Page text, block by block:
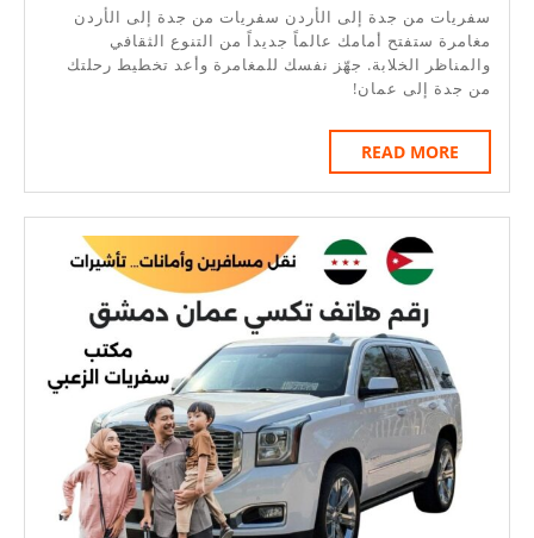
من
جدة
إلى
|
احجز
الآن
مع
عرض
خصم
يصل
إلى
20%
سفريات من جدة إلى الأردن سفريات من جدة إلى الأردن
مغامرة ستفتح أمامك عالماً جديداً من التنوع الثقافي
والمناظر الخلابة. جهّز نفسك للمغامرة وأعد تخطيط رحلتك
من جدة إلى عمان!
READ MORE
MORE